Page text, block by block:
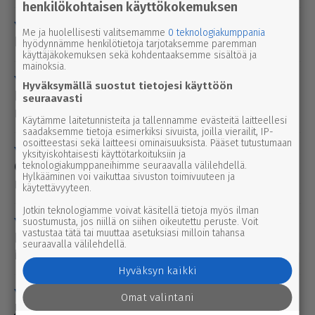
YS Videot 27.6.2026 7.15
Paluu Mirable Festin tun­nel­miin
YS Videot26.6.2026 7.32
Kassun JM toi jokkiksen har­ras­ta­jat juhan­
nuk­seksi Torroon
YS Videot26.6.2026 7.30
Cros­s­kar­tia Torron moot­to­ri­ra­dalla 2. juhan­
nus­päi­vänä
YS Videot24.6.2026 9.50
Kettuemo ja poikaset jol­kot­te­li­vat
Karviasta kohti Parkanoa
YS Videot 20.6.2026 8.00
Juhan­nus­kokko Karvian Kirk­ko­jär­ven
henkilökohtaisen käyttökokemuksen
Me ja huolellisesti valitsemamme 0 teknologiakumppania
hyödynnämme henkilötietoja tarjotaksemme paremman
käyttäjäkokemuksen sekä kohdentaaksemme sisältöä ja
mainoksia.
Hyväksymällä suostut tietojesi käyttöön
seuraavasti
Käytämme laitetunnisteita ja tallennamme evästeitä laitteellesi
saadaksemme tietoja esimerkiksi sivuista, joilla vierailit, IP-
osoitteestasi sekä laitteesi ominaisuuksista. Pääset tutustumaan
yksityiskohtaisesti käyttötarkoituksiin ja
teknologiakumppaneihimme seuraavalla välilehdellä.
Hylkääminen voi vaikuttaa sivuston toimivuuteen ja
käytettävyyteen.
Jotkin teknologiamme voivat käsitellä tietoja myös ilman
suostumusta, jos niillä on siihen oikeutettu peruste. Voit
vastustaa tätä tai muuttaa asetuksiasi milloin tahansa
seuraavalla välilehdellä.
Hyväksyn kaikki
Omat valintani